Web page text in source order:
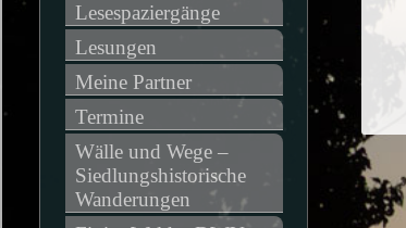
Lesespaziergänge
Lesungen
Meine Partner
Termine
Wälle und Wege –
Siedlungshistorische
Wanderungen